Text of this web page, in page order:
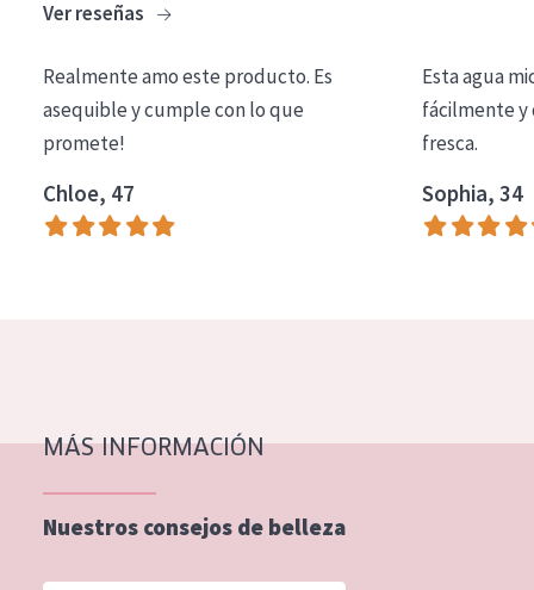
COLECCIÓN
Essentials
Lift+
Expert
TIPO DE PIEL
Piel expuesta al sol
Piel menopáusica
Ver reseñas
Realmente amo este producto. Es
asequible y cumple con lo que
promete!
Chloe, 47
Esta agua
fácilmente y
fresca.
Sophia, 34
MÁS INFORMACIÓN
Nuestros consejos de belleza